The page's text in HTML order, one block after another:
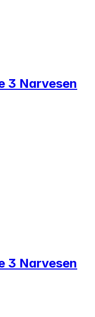
3 Narvesen
3 Narvesen